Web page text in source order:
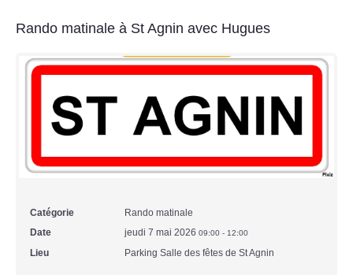
Rando matinale à St Agnin avec Hugues
Catégorie
Rando matinale
Date
jeudi 7 mai 2026 09:00 - 12:00
Lieu Parking Salle des fêtes de St Agnin